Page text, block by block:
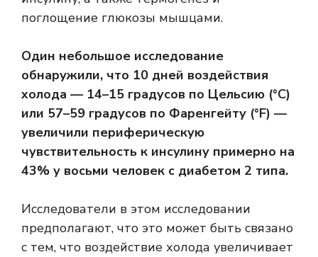
поглощение глюкозы мышцами.
Один небольшое исследование
обнаружили, что 10 дней воздействия
холода — 14–15 градусов по Цельсию (°C)
или 57–59 градусов по Фаренгейту (°F) —
увеличили периферическую
чувствительность к инсулину примерно на
43% у восьми человек с диабетом 2 типа.
Исследователи в этом исследовании
предполагают, что это может быть связано
с тем, что воздействие холода увеличивает